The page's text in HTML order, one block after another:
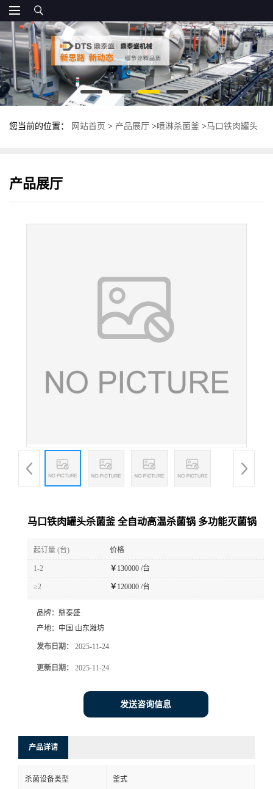
您当前的位置： 网站首页 > 产品展厅 >喷淋杀菌釜 >马口铁肉罐头
产品展厅
马口铁肉罐头杀菌釜 全自动高温杀菌锅 多功能灭菌锅
起订量 (台) 价格
1-2 ￥ 130000 /台
≥2 ￥ 120000 /台
品牌： 鼎泰盛
产地： 中国 山东潍坊
发布日期： 2025-11-24
更新日期： 2025-11-24
发送咨询信息
产品详请
杀菌设备类型 釜式